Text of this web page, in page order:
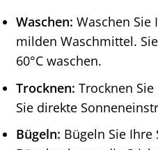
Waschen: Waschen
milden Waschmittel.
60°C waschen.
Trocknen: Trocknen
Sie direkte
Bügeln: Bügeln Sie